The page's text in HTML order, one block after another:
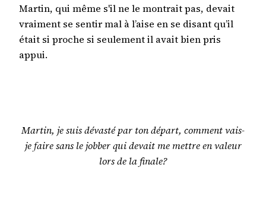
Martin, qui même s'il ne le montrait pas, devait
vraiment se sentir mal à l’aise en se disant qu’il
était si proche si seulement il avait bien pris
appui.
Martin, je suis dévasté par ton départ, comment vais-
je faire sans le jobber qui devait me mettre en valeur
lors de la finale?